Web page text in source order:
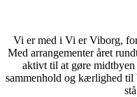
Vi er med i Vi er Viborg,
Med arrangementer året
aktivt til at gøre
sammenhold og kærlighed til